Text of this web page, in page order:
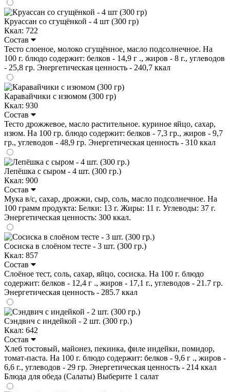
Круассан со сгущёнкой - 4 шт (300 гр)
Ккал: 722
Состав
Тесто слоеное, молоко сгущённое, масло подсолнечное. На
100 г. блюдо содержит: белков - 14,9 г ., жиров - 8 г., углеводов
- 25,8 гр. Энергетическая ценность - 240,7 ккал
Каравайчики с изюмом (300 гр)
Ккал: 930
Состав
Тесто дрожжевое, масло растительное. куриное яйцо, сахар,
изюм. На 100 гр. блюдо содержит: белков - 7,3 гр., жиров - 9,7
гр., углеводов - 48,9 гр. Энергетическая ценность - 310 ккал
Лепёшка с сыром - 4 шт. (300 гр.)
Ккал: 900
Состав
Мука в/с, сахар, дрожжи, сыр, соль, масло подсолнечное. На
100 грамм продукта: Белки: 13 г. Жиры: 11 г. Углеводы: 37 г.
Энергетическая ценность: 300 ккал.
Сосиска в слоёном тесте - 3 шт. (300 гр.)
Ккал: 857
Состав
Слоёное тест, соль, сахар, яйцо, сосиска. На 100 г. блюдо
содержит: белков - 12,4 г ., жиров - 17,1 г., углеводов - 21.7 гр.
Энергетическая ценность - 285.7 ккал
Сэндвич с индейкой - 2 шт. (300 гр.)
Ккал: 642
Состав
Хлеб тостовый, майонез, пекинка, филе индейки, помидор,
томат-паста. На 100 г. блюдо содержит: белков - 9,6 г ., жиров -
6,6 г., углеводов - 29 гр. Энергетическая ценность - 214 ккал
Блюда для обеда (Салаты) Выберите 1 салат